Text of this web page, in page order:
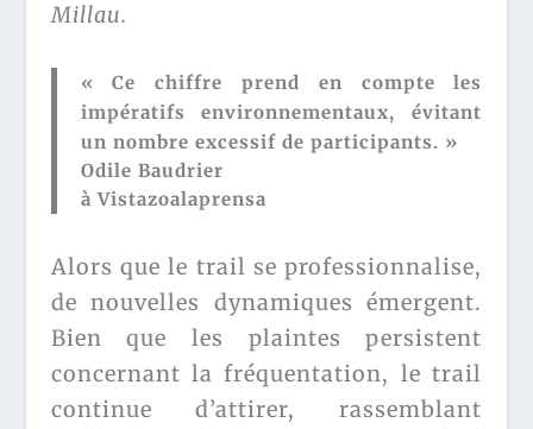
Millau.
« Ce chiffre prend en compte les
impératifs environnementaux, évitant
un nombre excessif de participants. »
Odile Baudrier
à Vistazoalaprensa
Alors que le trail se professionnalise,
de nouvelles dynamiques émergent.
Bien que les plaintes persistent
concernant la fréquentation, le trail
continue d’attirer, rassemblant